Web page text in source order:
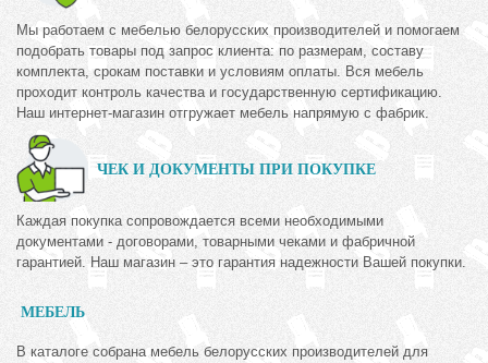
Мы работаем с мебелью белорусских производителей и помогаем
подобрать товары под запрос клиента: по размерам, составу
комплекта, срокам поставки и условиям оплаты. Вся мебель
проходит контроль качества и государственную сертификацию.
Наш интернет-магазин отгружает мебель напрямую с фабрик.
ЧЕК И ДОКУМЕНТЫ ПРИ ПОКУПКЕ
Каждая покупка сопровождается всеми необходимыми
документами - договорами, товарными чеками и фабричной
гарантией. Наш магазин – это гарантия надежности Вашей покупки.
МЕБЕЛЬ
В каталоге собрана мебель белорусских производителей для